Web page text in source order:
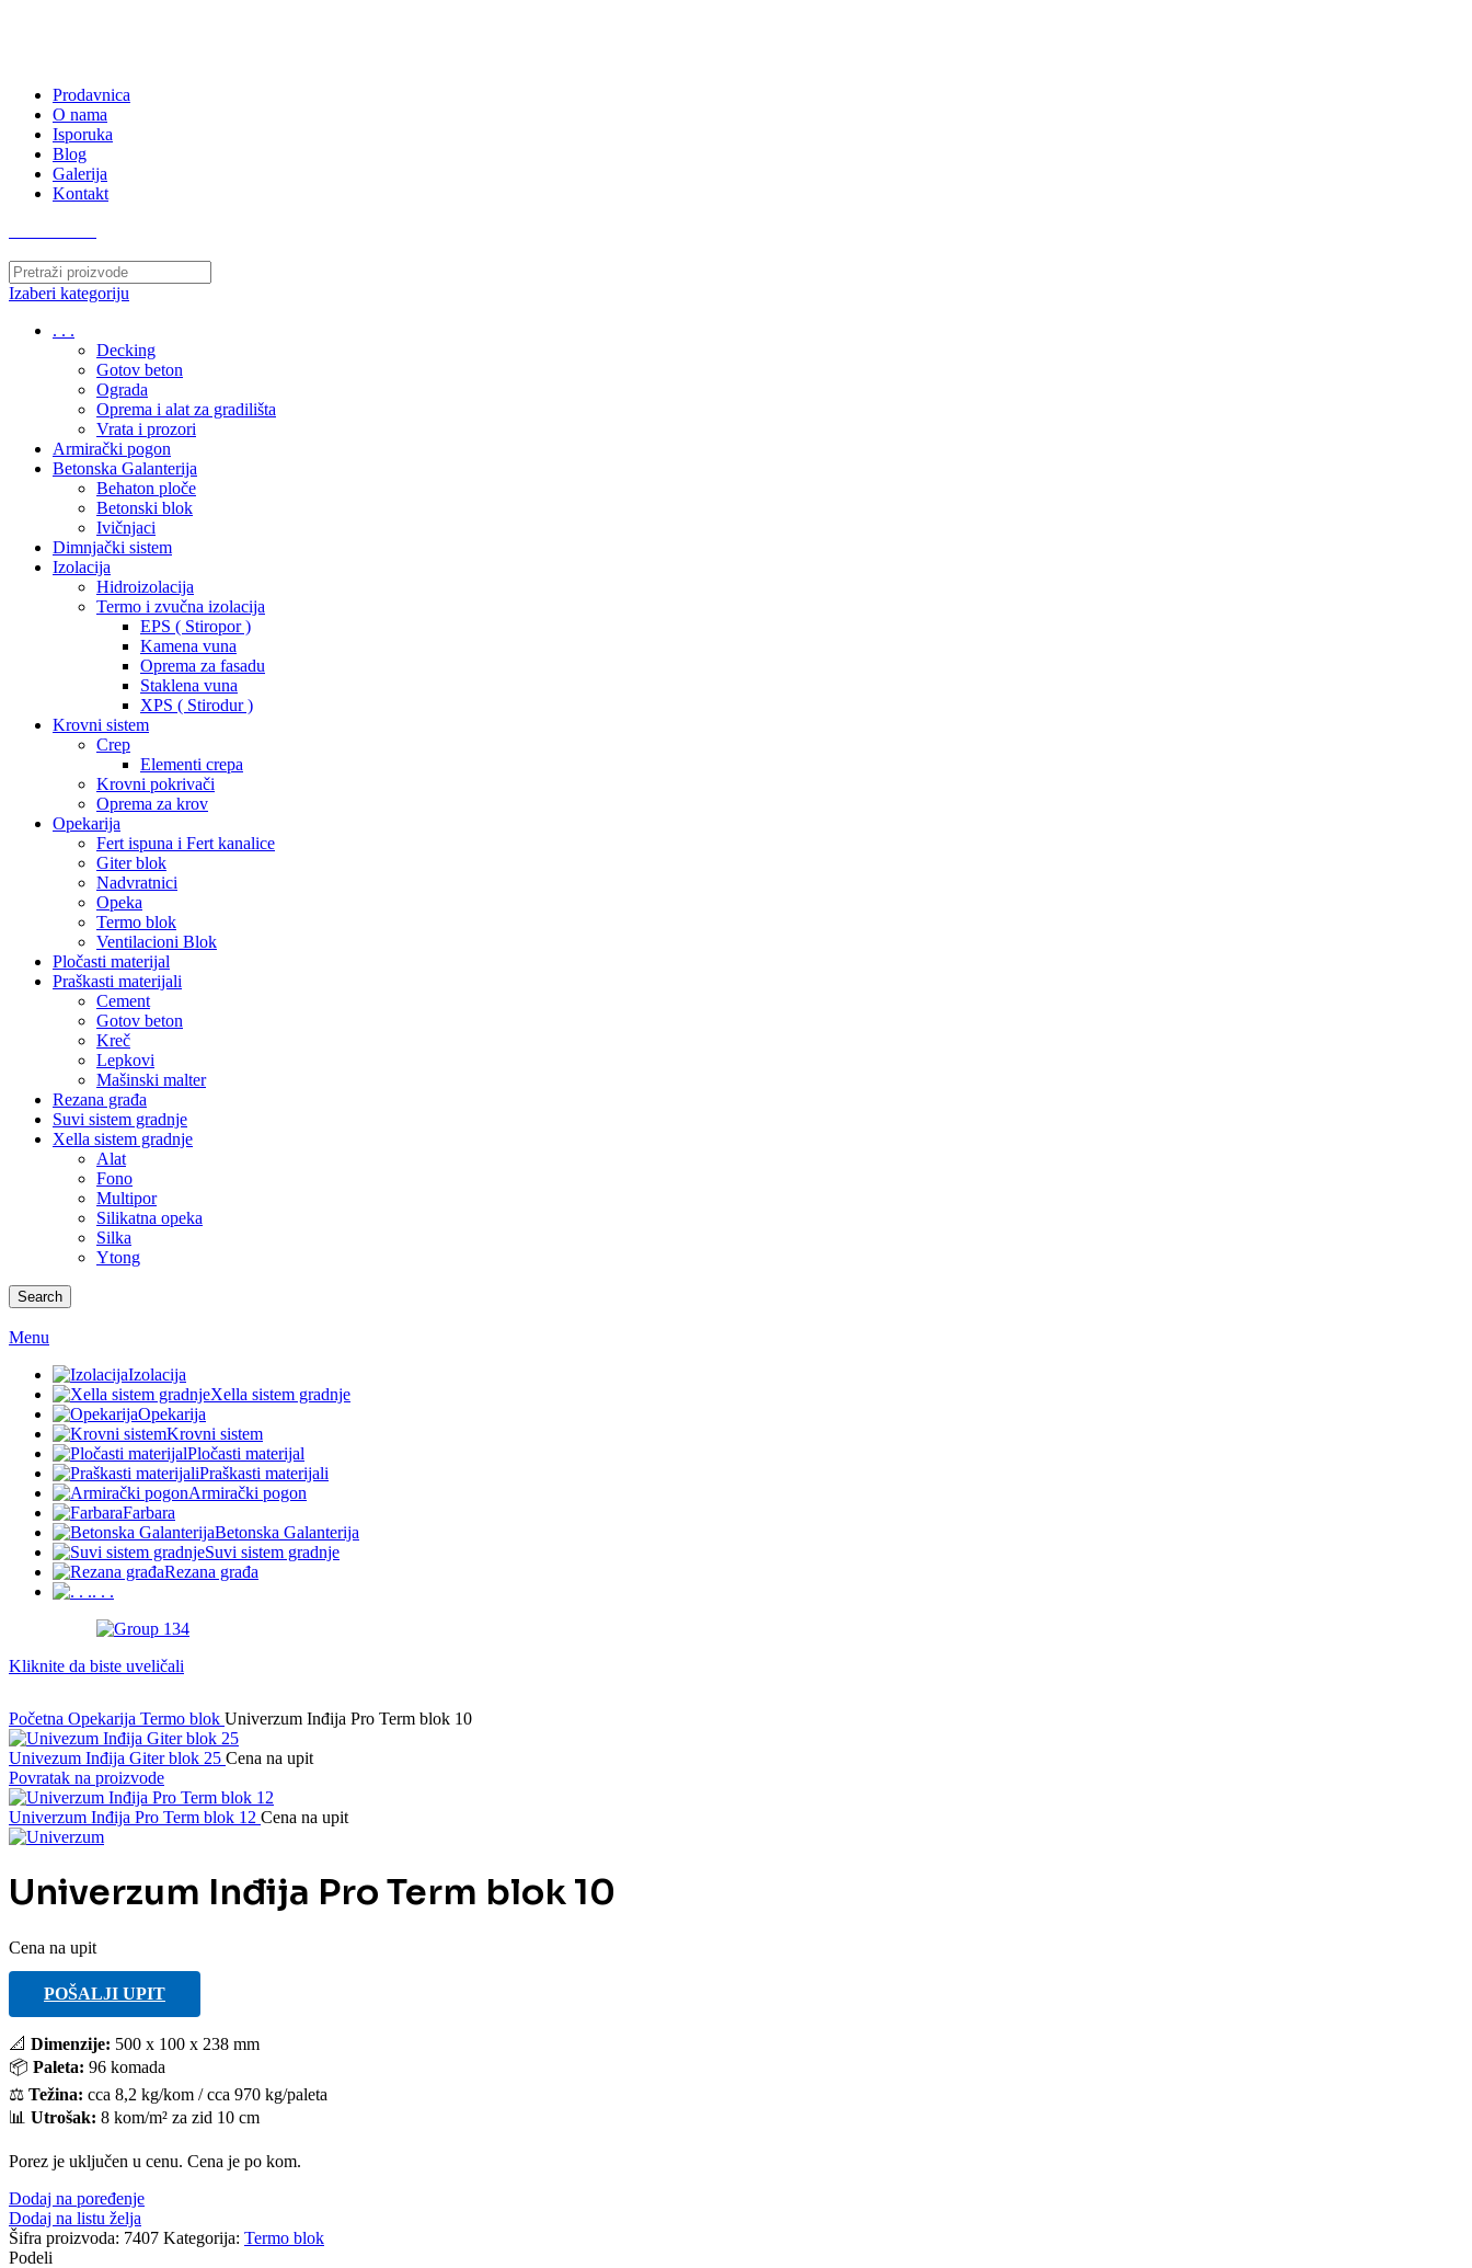
Prodavnica
O nama
Isporuka
Blog
Galerija
Kontakt
Izaberi kategoriju
. . .
Decking
Gotov beton
Ograda
Oprema i alat za gradilišta
Vrata i prozori
Armirački pogon
Betonska Galanterija
Behaton ploče
Betonski blok
Ivičnjaci
Dimnjački sistem
Izolacija
Hidroizolacija
Termo i zvučna izolacija
EPS ( Stiropor )
Kamena vuna
Oprema za fasadu
Staklena vuna
XPS ( Stirodur )
Krovni sistem
Crep
Elementi crepa
Krovni pokrivači
Oprema za krov
Opekarija
Fert ispuna i Fert kanalice
Giter blok
Nadvratnici
Opeka
Termo blok
Ventilacioni Blok
Pločasti materijal
Praškasti materijali
Cement
Gotov beton
Kreč
Lepkovi
Mašinski malter
Rezana građa
Suvi sistem gradnje
Xella sistem gradnje
Alat
Fono
Multipor
Silikatna opeka
Silka
Ytong
Search
Menu
Izolacija
Xella sistem gradnje
Opekarija
Krovni sistem
Pločasti materijal
Praškasti materijali
Armirački pogon
Farbara
Betonska Galanterija
Suvi sistem gradnje
Rezana građa
. . .
Kliknite da biste uveličali
Početna Opekarija Termo blok Univerzum Inđija Pro Term blok 10
Univezum Inđija Giter blok 25 Cena na upit
Povratak na proizvode
Univerzum Inđija Pro Term blok 12 Cena na upit
Univerzum Inđija Pro Term blok 10
Cena na upit
POŠALJI UPIT
📐 Dimenzije: 500 x 100 x 238 mm
📦 Paleta: 96 komada
⚖️ Težina: cca 8,2 kg/kom / cca 970 kg/paleta
📊 Utrošak: 8 kom/m² za zid 10 cm
Porez je uključen u cenu. Cena je po kom.
Dodaj na poređenje
Dodaj na listu želja
Šifra proizvoda: 7407 Kategorija: Termo blok
Podeli